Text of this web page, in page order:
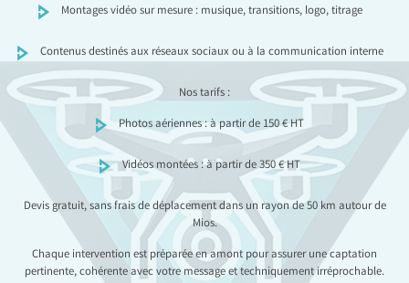
Montages vidéo sur mesure : musique, transitions, logo, titrage
Contenus destinés aux réseaux sociaux ou à la communication interne
Nos tarifs :
Photos aériennes : à partir de 150 € HT
Vidéos montées : à partir de 350 € HT
Devis gratuit, sans frais de déplacement dans un rayon de 50 km autour de
Mios.
Chaque intervention est préparée en amont pour assurer une captation
pertinente, cohérente avec votre message et techniquement irréprochable.